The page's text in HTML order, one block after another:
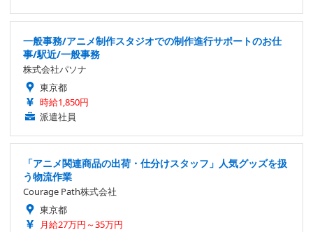
一般事務/アニメ制作スタジオでの制作進行サポートのお仕
事/駅近/一般事務
株式会社パソナ
東京都
時給1,850円
派遣社員
「アニメ関連商品の出荷・仕分けスタッフ」人気グッズを扱
う物流作業
Courage Path株式会社
東京都
月給27万円～35万円